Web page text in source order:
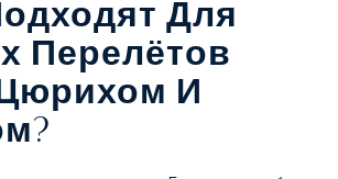
Для
Перелётов
И